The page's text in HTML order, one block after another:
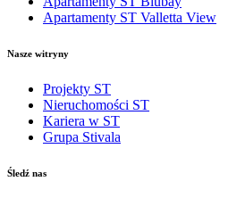
Apartamenty ST Valletta View
Nasze witryny
Projekty ST
Nieruchomości ST
Kariera w ST
Grupa Stivala
Śledź nas